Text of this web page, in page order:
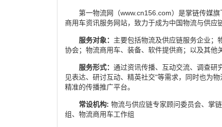
第一物流网（www.cn156.com）是掌链传媒
商用车资讯服务网站，致力于成为中国物流与供应
服务对象： 主要包括物流及供应链服务企业；
协会；物流商用车、装备、软件提供商；以及其他
服务形式： 通过资讯传播、互动交流、调查研
见表达、研讨互动、精英社交"等需求，同时也为
精准的传播推广平台。
常设机构: 物流与供应链专家顾问委员会、掌
组、物流商用车工作组